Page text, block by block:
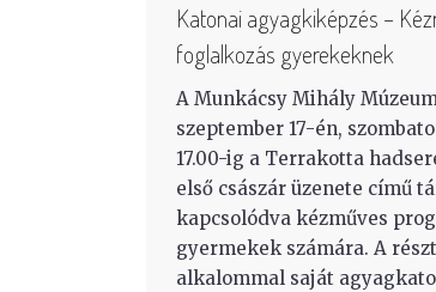
Katonai agyagkiképzés –
foglalkozás gyerekeknek
A Munkácsy Mihály
szeptember 17-én,
17.00-ig a Terrakotta
első császár üzenete című
kapcsolódva kézműves
gyermekek számára. A
alkalommal saját